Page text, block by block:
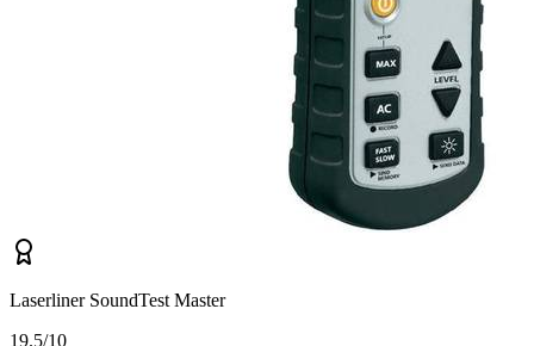
Laserliner SoundTest Master
19.5/10